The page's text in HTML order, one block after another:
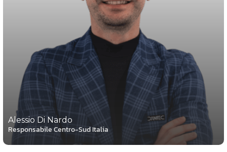
Alessio Di Nardo
Responsabile Centro-Sud Italia